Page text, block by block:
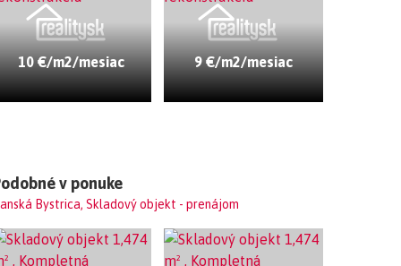
10 €/m2/mesiac 9 €/m2/mesiac
v ponuke
Bystrica, Skladový objekt - prenájom